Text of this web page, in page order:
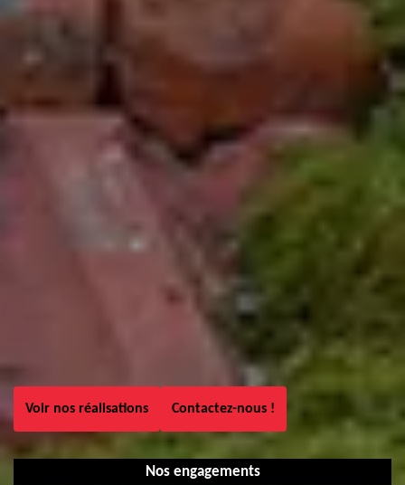
Voir nos réalisations Contactez-nous !
Nos engagements